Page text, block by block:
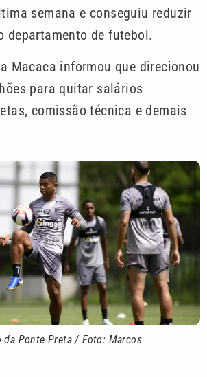
semana e conseguiu reduzir
departamento de futebol.
Macaca informou que direcionou
para quitar salários
comissão técnica e demais
da Ponte Preta / Foto: Marcos